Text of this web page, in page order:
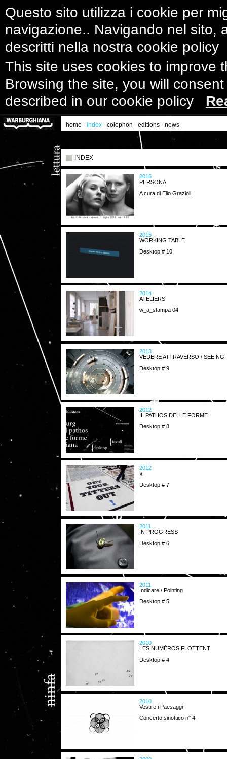
Questo sito utilizza i cookie per
navigazione.. Navigando nel sito,
descritti nella nostra cookie
This site uses cookies to improve
Browsing the site, you will
described in our cookie policy
home - index - colophon - editions - news
INDEX
2016
PERSONA
A cura di Elio Grazioli.
2015
WORKING TABLE
Desktop # 10
2014
ATELIERS
w_a_stampa 04
2013
VEDERE ATTRAVERSO /
Desktop # 9
2012
IL PATHOS DELLE FORME
Desktop # 8
2012
§
Desktop # 7
2011
IN PROGRESS
Desktop # 6
2011
Indicare / Pointing
Desktop # 5
2010
LES NUMÉROS FLOTTENT
Desktop # 4
2010
Vestire i Paesaggi
Concerto sinottico n° 4